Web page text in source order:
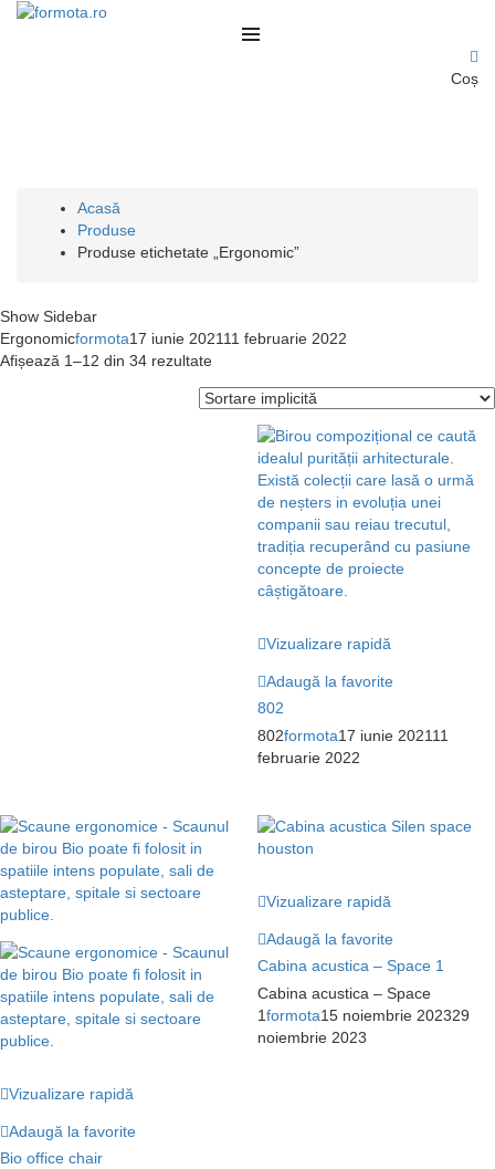
Coș
Acasă
Produse
Produse etichetate „Ergonomic”
Show Sidebar
Ergonomicformota17 iunie 202111 februarie 2022
Afișează 1–12 din 34 rezultate
Vizualizare rapidă
Adaugă la favorite
802
802formota17 iunie 202111
februarie 2022
Vizualizare rapidă
Adaugă la favorite
Bio office chair
Vizualizare rapidă
Adaugă la favorite
Cabina acustica – Space 1
Cabina acustica – Space
1formota15 noiembrie 202329
noiembrie 2023